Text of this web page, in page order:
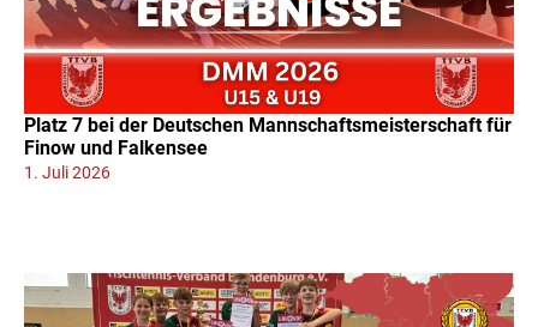
Platz 7 bei der Deutschen Mannschaftsmeisterschaft für
Finow und Falkensee
1. Juli 2026